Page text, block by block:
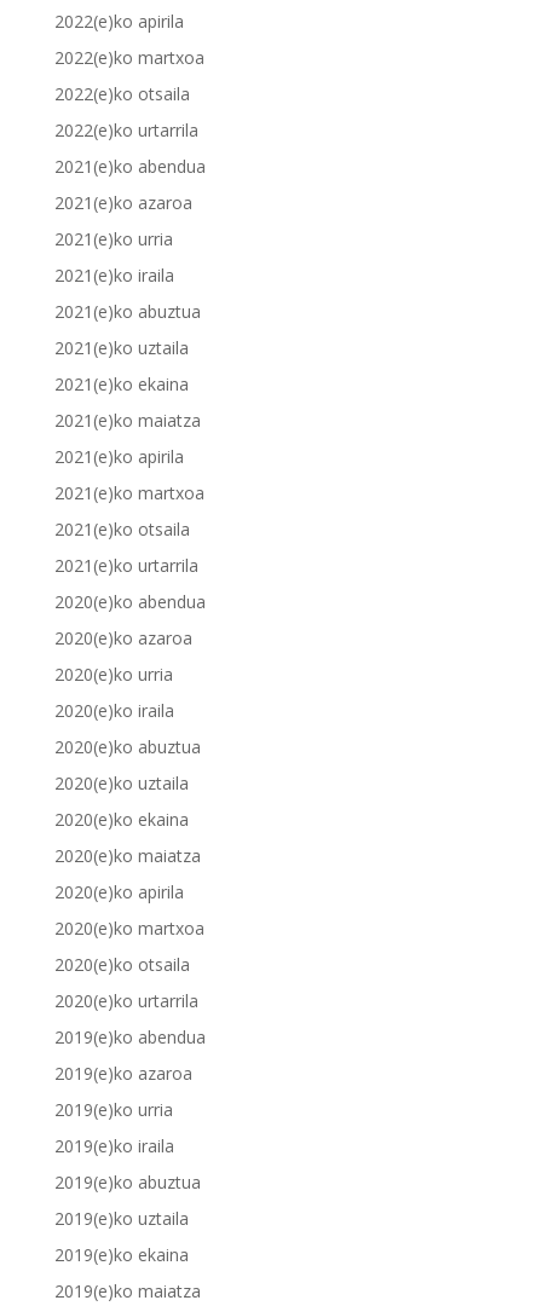
2022(e)ko apirila
2022(e)ko martxoa
2022(e)ko otsaila
2022(e)ko urtarrila
2021(e)ko abendua
2021(e)ko azaroa
2021(e)ko urria
2021(e)ko iraila
2021(e)ko abuztua
2021(e)ko uztaila
2021(e)ko ekaina
2021(e)ko maiatza
2021(e)ko apirila
2021(e)ko martxoa
2021(e)ko otsaila
2021(e)ko urtarrila
2020(e)ko abendua
2020(e)ko azaroa
2020(e)ko urria
2020(e)ko iraila
2020(e)ko abuztua
2020(e)ko uztaila
2020(e)ko ekaina
2020(e)ko maiatza
2020(e)ko apirila
2020(e)ko martxoa
2020(e)ko otsaila
2020(e)ko urtarrila
2019(e)ko abendua
2019(e)ko azaroa
2019(e)ko urria
2019(e)ko iraila
2019(e)ko abuztua
2019(e)ko uztaila
2019(e)ko ekaina
2019(e)ko maiatza